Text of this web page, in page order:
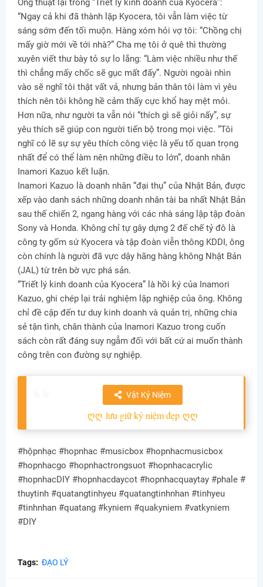
Ông thuật lại trong “Triết lý kinh doanh của Kyocera”:
“Ngay cả khi đã thành lập Kyocera, tôi vẫn làm việc từ
sáng sớm đến tối muộn. Hàng xóm hỏi vợ tôi: “Chồng chị
mấy giờ mới về tới nhà?” Cha mẹ tôi ở quê thì thường
xuyên viết thư bày tỏ sự lo lắng: “Làm việc nhiều như thế
thì chẳng mấy chốc sẽ gục mất đấy”. Người ngoài nhìn
vào sẽ nghĩ tôi thật vất vả, nhưng bản thân tôi làm vì yêu
thích nên tôi không hề cảm thấy cực khổ hay mệt mỏi.
Hơn nữa, như người ta vẫn nói “thích gì sẽ giỏi nấy”, sự
yêu thích sẽ giúp con người tiến bộ trong mọi việc. “Tôi
nghĩ có lẽ sự sự yêu thích công việc là yếu tố quan trọng
nhất để có thể làm nên những điều to lớn”, doanh nhân
Inamori Kazuo kết luận.
Inamori Kazuo là doanh nhân “đại thụ” của Nhật Bản, được
xếp vào danh sách những doanh nhân tài ba nhất Nhật Bản
sau thế chiến 2, ngang hàng với các nhà sáng lập tập đoàn
Sony và Honda. Không chỉ tự gây dựng 2 đế chế tỷ đô là
công ty gốm sứ Kyocera và tập đoàn viễn thông KDDI, ông
còn chính là người đã vực dậy hãng hàng không Nhật Bản
(JAL) từ trên bờ vực phá sản.
“Triết lý kinh doanh của Kyocera” là hồi ký của Inamori
Kazuo, ghi chép lại trải nghiệm lập nghiệp của ông. Không
chỉ đề cập đến tư duy kinh doanh và quản trị, những chia
sẻ tận tình, chân thành của Inamori Kazuo trong cuốn
sách còn rất đáng suy ngẫm đối với bất cứ ai muốn thành
công trên con đường sự nghiệp.
Vật Kỷ Niệm
ღღ lưu giữ kỷ niệm đẹp ღღ
#hộpnhạc #hopnhac #musicbox #hopnhacmusicbox
#hopnhacgo #hopnhactrongsuot #hopnhacacrylic
#hopnhacDIY #hopnhacdaycot #hopnhacquaytay #phale #
thuytinh #quatangtinhyeu #quatangtinhnhan #tinhyeu
#tinhnhan #quatang #kyniem #quakyniem #vatkyniem
#DIY
Tags: ĐẠO LÝ